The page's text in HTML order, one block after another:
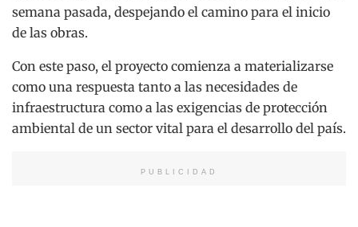
semana pasada, despejando el camino para el inicio
de las obras.
Con este paso, el proyecto comienza a materializarse
como una respuesta tanto a las necesidades de
infraestructura como a las exigencias de protección
ambiental de un sector vital para el desarrollo del país.
PUBLICIDAD